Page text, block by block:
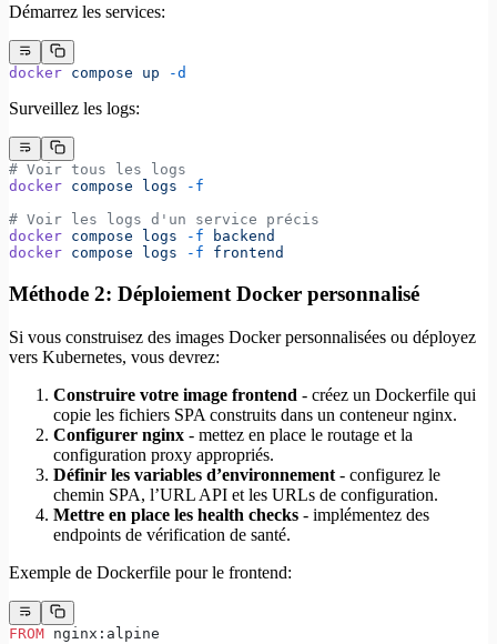
Démarrez les services:
docker compose up -d
Surveillez les logs:
# Voir tous les logs
docker compose logs -f
# Voir les logs d'un service précis
docker compose logs -f backend
docker compose logs -f frontend
Méthode 2: Déploiement Docker personnalisé
Si vous construisez des images Docker personnalisées ou déployez
vers Kubernetes, vous devrez:
Construire votre image frontend - créez un Dockerfile qui
copie les fichiers SPA construits dans un conteneur nginx.
Configurer nginx - mettez en place le routage et la
configuration proxy appropriés.
Définir les variables d’environnement - configurez le
chemin SPA, l’URL API et les URLs de configuration.
Mettre en place les health checks - implémentez des
endpoints de vérification de santé.
Exemple de Dockerfile pour le frontend:
FROM nginx:alpine